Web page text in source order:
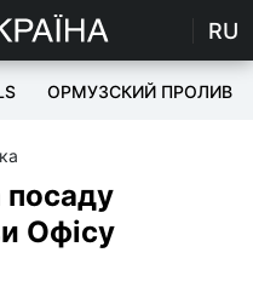
RU
ОРМУЗСКИЙ ПРОЛИВ
посаду
Офісу